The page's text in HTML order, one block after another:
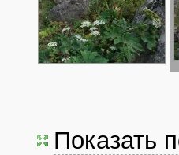
Показать